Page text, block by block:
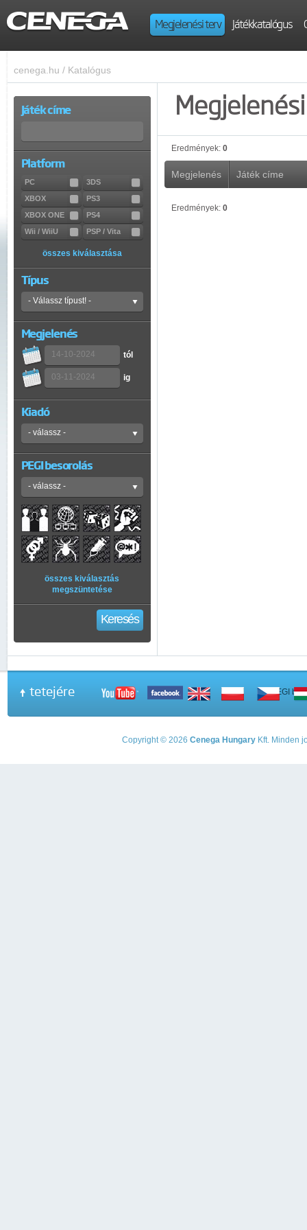
Megjelenési terv Játékkatalógus
cenega.hu / Katalógus
Játék címe
Platform
PC
3DS
XBOX
PS3
XBOX ONE
PS4
Wii / WiiU
PSP / Vita
összes kiválasztása
Típus
Megjelenés
tól
ig
Kiadó
PEGI besorolás
összes kiválasztás
megszüntetése
Keresés
Eredmények: 0
Megjelenés Játék címe
Eredmények: 0
tetejére A PEGI
Copyright © 2026 Cenega Hungary Kft. Minden